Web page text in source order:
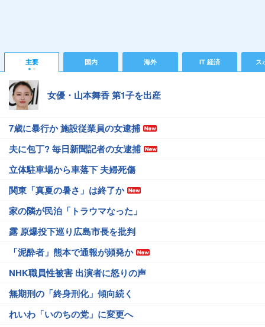
主要 国内 海外 IT 経済 ス
女優・山本舞香 第1子を出産
7歳に暴行か 施設従業員の女逮捕
夫に包丁? 毎日新聞記者の女逮捕
立体駐車場から車落下 夫婦死傷
関東「真夏の暑さ」は終了か
家の隣が民泊「トラウマなった」
露 原爆投下巡り広島市長を批判
「泥酔者」熊本で通報が頻発か
NHK職員性被害 出演者に怒りの声
無期刑の「終身刑化」傾向続く
れいわ「いのちの党」に変更へ